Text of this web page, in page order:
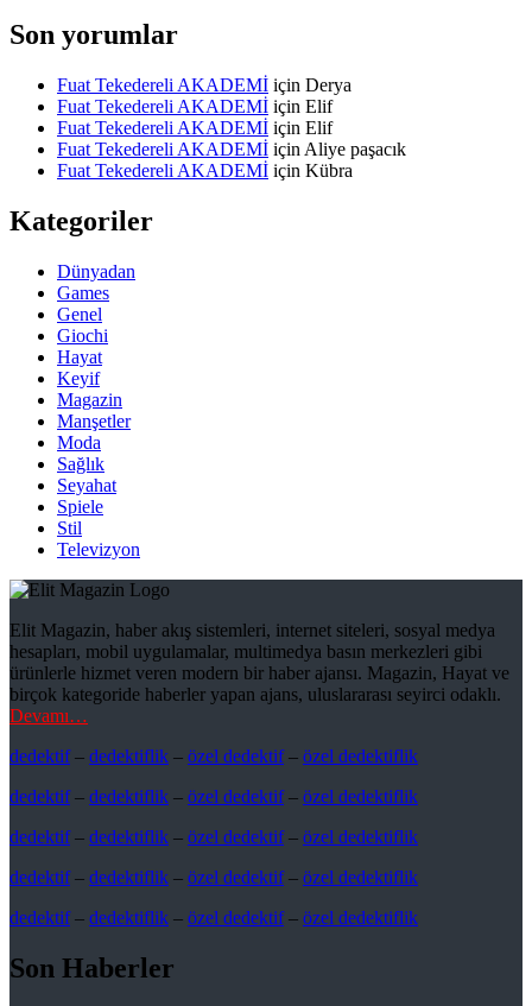
Son yorumlar
Fuat Tekedereli AKADEMİ için Derya
Fuat Tekedereli AKADEMİ için Elif
Fuat Tekedereli AKADEMİ için Elif
Fuat Tekedereli AKADEMİ için Aliye paşacık
Fuat Tekedereli AKADEMİ için Kübra
Kategoriler
Dünyadan
Games
Genel
Giochi
Hayat
Keyif
Magazin
Manşetler
Moda
Sağlık
Seyahat
Spiele
Stil
Televizyon
Elit Magazin, haber akış sistemleri, internet siteleri, sosyal medya
hesapları, mobil uygulamalar, multimedya basın merkezleri gibi
ürünlerle hizmet veren modern bir haber ajansı. Magazin, Hayat ve
birçok kategoride haberler yapan ajans, uluslararası seyirci odaklı.
Devamı…
dedektif– dedektiflik – özel dedektif– özel dedektiflik
dedektif– dedektiflik – özel dedektif– özel dedektiflik
dedektif– dedektiflik – özel dedektif– özel dedektiflik
dedektif– dedektiflik – özel dedektif– özel dedektiflik
dedektif– dedektiflik – özel dedektif– özel dedektiflik
Son Haberler